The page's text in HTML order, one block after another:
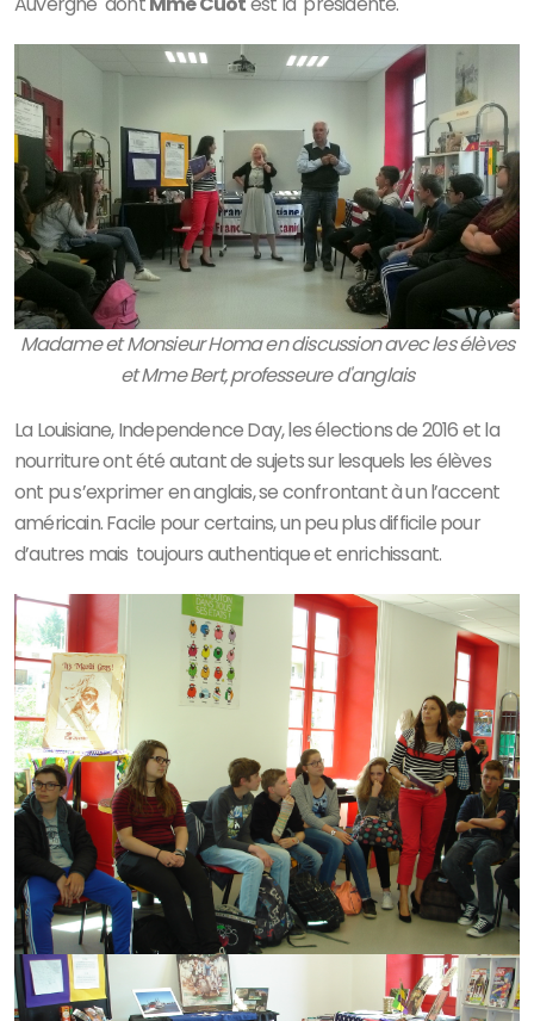
Madame et Monsieur Homa en discussion avec les élèves
et Mme Bert, professeure d'anglais
La Louisiane, Independence Day, les élections de 2016 et la
nourriture ont été autant de sujets sur lesquels les élèves
ont pu s’exprimer en anglais, se confrontant à un l’accent
américain. Facile pour certains, un peu plus difficile pour
d’autres mais toujours authentique et enrichissant.